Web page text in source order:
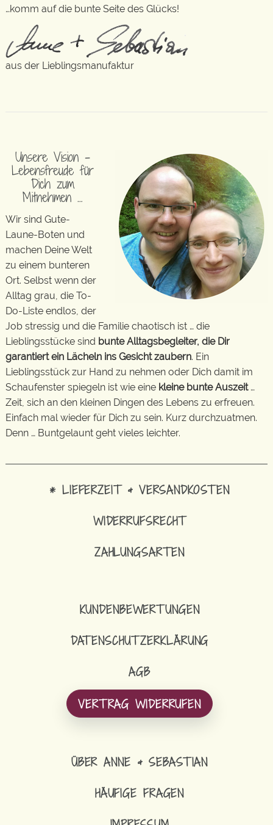
…komm auf die bunte Seite des Glücks!
aus der Lieblingsmanufaktur
Unsere Vision –
Lebensfreude für
Dich zum
Mitnehmen …
Wir sind Gute-
Laune-Boten und
machen Deine Welt
zu einem bunteren
Ort. Selbst wenn der
Alltag grau, die To-
Do-Liste endlos, der
Job stressig und die Familie chaotisch ist … die
Lieblingsstücke sind bunte Alltagsbegleiter, die Dir
garantiert ein Lächeln ins Gesicht zaubern. Ein
Lieblingsstück zur Hand zu nehmen oder Dich damit im
Schaufenster spiegeln ist wie eine kleine bunte Auszeit…
Zeit, sich an den kleinen Dingen des Lebens zu erfreuen.
Einfach mal wieder für Dich zu sein. Kurz durchzuatmen.
Denn … Buntgelaunt geht vieles leichter.
* LIEFERZEIT & VERSANDKOSTEN
WIDERRUFSRECHT
ZAHLUNGSARTEN
KUNDENBEWERTUNGEN
DATENSCHUTZERKLÄRUNG
AGB
VERTRAG WIDERRUFEN
ÜBER ANNE & SEBASTIAN
HÄUFIGE FRAGEN